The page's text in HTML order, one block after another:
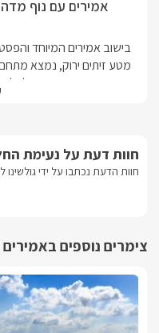
עץ פרטית עם מיטות שיזוף
אמירים עם נוף
פנים הסוויטות
חוות דעת על נעימת
חוות הדעת נכתבו על ידי
צימרים נוספים באמירים